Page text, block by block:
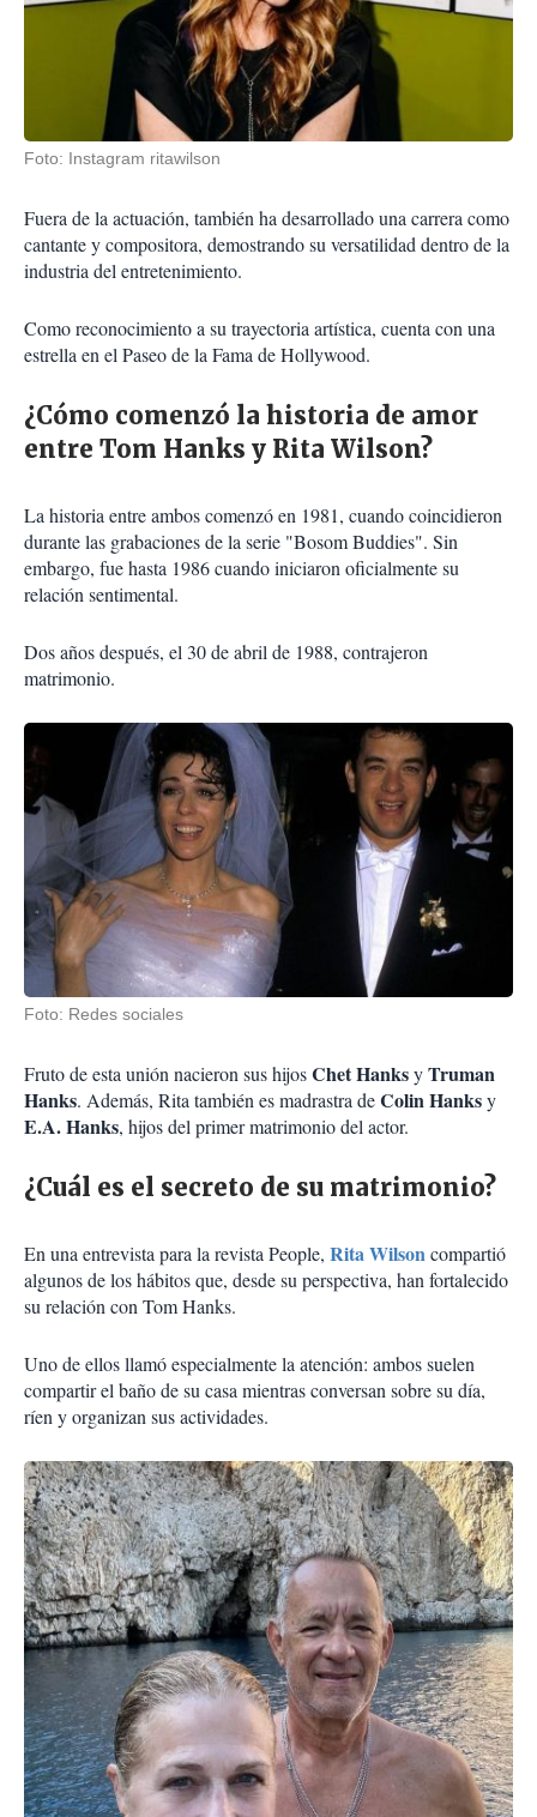
Foto: Instagram ritawilson
Fuera de la actuación, también ha desarrollado una carrera como
cantante y compositora, demostrando su versatilidad dentro de la
industria del entretenimiento.
Como reconocimiento a su trayectoria artística, cuenta con una
estrella en el Paseo de la Fama de Hollywood.
¿Cómo comenzó la historia de amor
entre Tom Hanks y Rita Wilson?
La historia entre ambos comenzó en 1981, cuando coincidieron
durante las grabaciones de la serie "Bosom Buddies". Sin
embargo, fue hasta 1986 cuando iniciaron oficialmente su
relación sentimental.
Dos años después, el 30 de abril de 1988, contrajeron
matrimonio.
Foto: Redes sociales
Fruto de esta unión nacieron sus hijosChet HanksyTruman
Hanks. Además, Rita también es madrastra deColin Hanksy
E.A. Hanks, hijos del primer matrimonio del actor.
¿Cuál es el secreto de su matrimonio?
En una entrevista para la revista People, Rita Wilsoncompartió
algunos de los hábitos que, desde su perspectiva, han fortalecido
su relación con Tom Hanks.
Uno de ellos llamó especialmente la atención: ambos suelen
compartir el baño de su casa mientras conversan sobre su día,
ríen y organizan sus actividades.